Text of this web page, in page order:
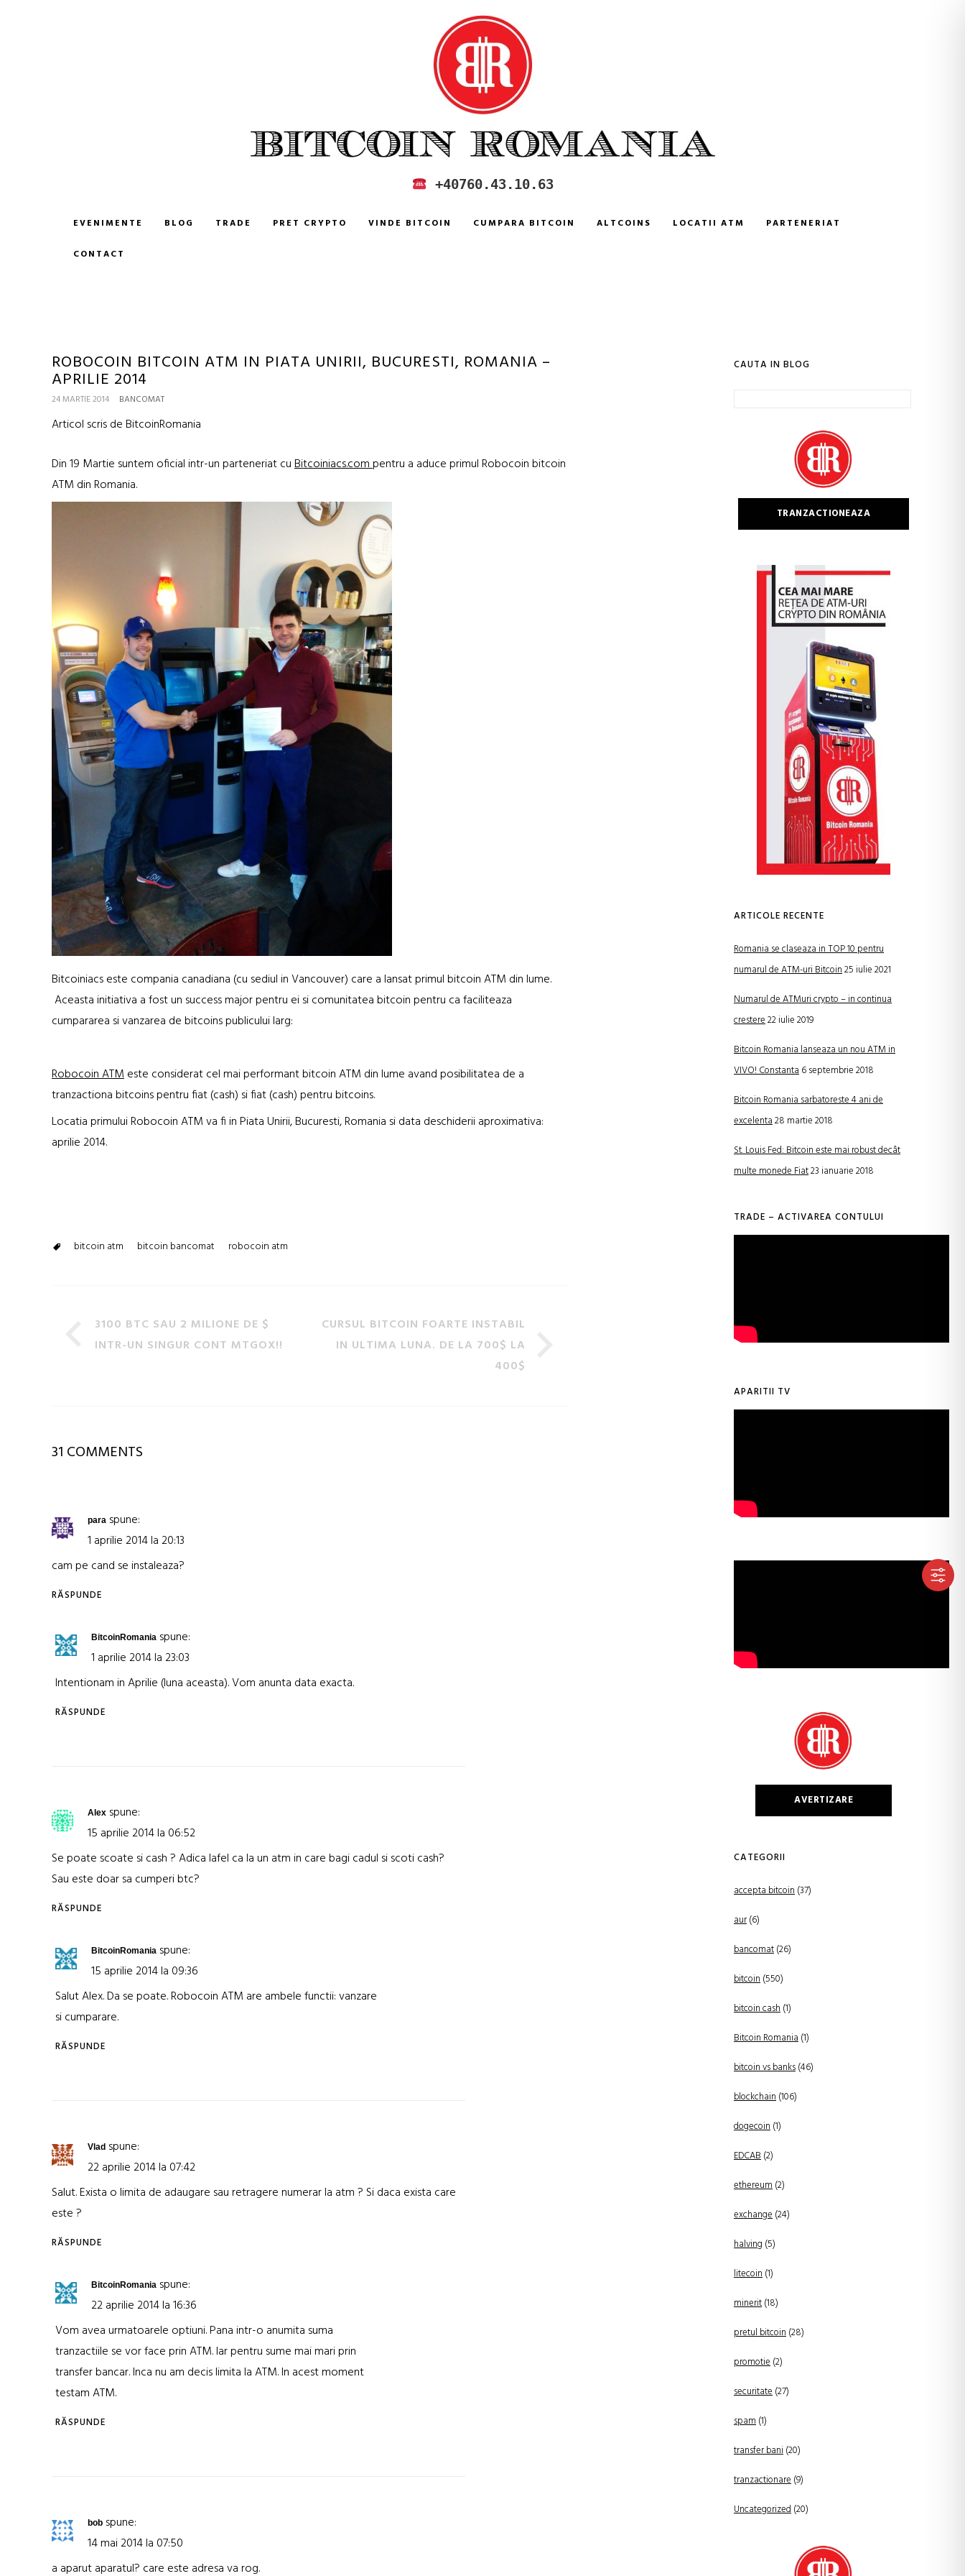
CUMPARA SI VINDE BITCOIN IN ROMANIA +40760.43.10.63
EVENIMENTE BLOG TRADE PRET CRYPTO VINDE BITCOIN CUMPARA BITCOIN ALTCOINS LOCATII ATM PARTENERIAT
CONTACT
ROBOCOIN BITCOIN ATM IN PIATA UNIRII, BUCURESTI, ROMANIA –
APRILIE 2014
24 MARTIE 2014 BANCOMAT
Articol scris de BitcoinRomania
Din 19 Martie suntem oficial intr-un parteneriat cuBitcoiniacs.compentru a aduce primul Robocoin bitcoin
ATM din Romania.
Bitcoiniacs este compania canadiana (cu sediul in Vancouver) care a lansat primul bitcoin ATM din lume.
Aceasta initiativa a fost un success major pentru ei si comunitatea bitcoin pentru ca faciliteaza
cumpararea si vanzarea de bitcoins publicului larg:
Robocoin ATMeste considerat cel mai performant bitcoin ATM din lume avand posibilitatea de a
tranzactiona bitcoins pentru fiat (cash) si fiat (cash) pentru bitcoins.
Locatia primului Robocoin ATM va fi in Piata Unirii, Bucuresti, Romania si data deschiderii aproximativa:
aprilie 2014.
bitcoin atm bitcoin bancomat robocoin atm
3100 BTC SAU 2 MILIONE DE $
INTR-UN SINGUR CONT MTGOX!!
CURSUL BITCOIN FOARTE INSTABIL
IN ULTIMA LUNA. DE LA 700$ LA
400$
31 COMMENTS
para spune:
1 aprilie 2014 la 20:13
cam pe cand se instaleaza?
RĂSPUNDE
BitcoinRomania spune:
1 aprilie 2014 la 23:03
Intentionam in Aprilie (luna aceasta). Vom anunta data exacta.
RĂSPUNDE
Alex spune:
15 aprilie 2014 la 06:52
Se poate scoate si cash ? Adica lafel ca la un atm in care bagi cadul si scoti cash?
Sau este doar sa cumperi btc?
RĂSPUNDE
BitcoinRomania spune:
15 aprilie 2014 la 09:36
Salut Alex. Da se poate. Robocoin ATM are ambele functii: vanzare
si cumparare.
RĂSPUNDE
Vlad spune:
22 aprilie 2014 la 07:42
Salut. Exista o limita de adaugare sau retragere numerar la atm ? Si daca exista care
este ?
RĂSPUNDE
BitcoinRomania spune:
22 aprilie 2014 la 16:36
Vom avea urmatoarele optiuni. Pana intr-o anumita suma
tranzactiile se vor face prin ATM. Iar pentru sume mai mari prin
transfer bancar. Inca nu am decis limita la ATM. In acest moment
testam ATM.
RĂSPUNDE
bob spune:
14 mai 2014 la 07:50
a aparut aparatul? care este adresa va rog.
CAUTA IN BLOG
TRANZACTIONEAZA
ARTICOLE RECENTE
Romania se claseaza in TOP 10 pentru
numarul de ATM-uri Bitcoin25 iulie 2021
Numarul de ATMuri crypto – in continua
crestere22 iulie 2019
Bitcoin Romania lanseaza un nou ATM in
VIVO! Constanta6 septembrie 2018
Bitcoin Romania sarbatoreste 4 ani de
excelenta28 martie 2018
St. Louis Fed: Bitcoin este mai robust decât
multe monede Fiat23 ianuarie 2018
TRADE – ACTIVAREA CONTULUI
APARITII TV
AVERTIZARE
CATEGORII
accepta bitcoin(37)
aur(6)
bancomat(26)
bitcoin(550)
bitcoin cash(1)
Bitcoin Romania(1)
bitcoin vs banks(46)
blockchain(106)
dogecoin(1)
EDCAB(2)
ethereum(2)
exchange(24)
halving (5)
litecoin(1)
minerit(18)
pretul bitcoin(28)
promotie(2)
securitate(27)
spam(1)
transfer bani(20)
tranzactionare(9)
Uncategorized(20)